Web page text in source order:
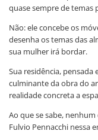
quase sempre de temas
Não: ele concebe os
desenha os temas das
sua mulher irá bordar.
Sua residência,
culminante da obra do
realidade concreta a
Ao que se sabe,
Fulvio Pennacchi nessa